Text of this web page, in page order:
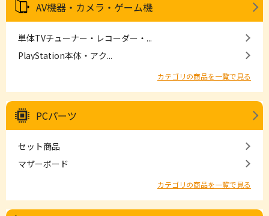
AV機器・カメラ・ゲーム機
単体TVチューナー・レコーダー・...
PlayStation本体・アク...
カテゴリの商品を一覧で見る
PCパーツ
セット商品
マザーボード
カテゴリの商品を一覧で見る